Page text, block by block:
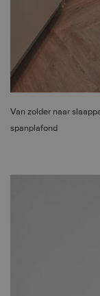
Van zolder naar
spanplafond